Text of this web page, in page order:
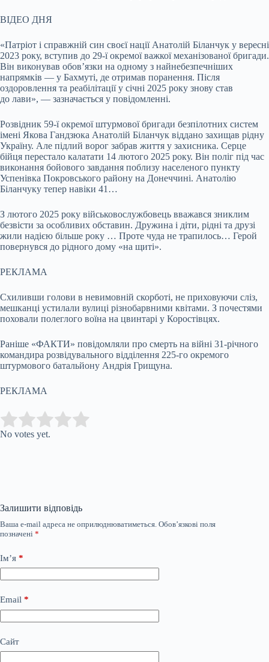
ВІДЕО ДНЯ
«Патріот і справжній син своєї нації Анатолій Біланчук у вересні
2023 року, вступив до 29-ї окремої важкої механізованої бригади.
Він виконував обов’язки на одному з найнебезпечніших
напрямків — у Бахмуті, де отримав поранення. Після
оздоровлення та реабілітації у січні 2025 року знову став
до лави», — зазначається у повідомленні.
Розвідник 59-ї окремої штурмової бригади безпілотних систем
імені Якова Гандзюка Анатолій Біланчук віддано захищав рідну
Україну. Але підлий ворог забрав життя у захисника. Серце
бійця перестало калатати 14 лютого 2025 року. Він поліг під час
виконання бойового завдання поблизу населеного пункту
Успенівка Покровського району на Донеччині. Анатолію
Біланчуку тепер навіки 41…
З лютого 2025 року військовослужбовець вважався зниклим
безвісти за особливих обставин. Дружина і діти, рідні та друзі
жили надією більше року … Проте чуда не трапилось… Герой
повернувся до рідного дому «на щиті».
РЕКЛАМА
Схиливши голови в невимовній скорботі, не приховуючи сліз,
мешканці устилали вулиці різнобарвними квітами. З почестями
поховали полеглого воїна на цвинтарі у Коростівцях.
Раніше «ФАКТИ» повідомляли про смерть на війні 31-річного
командира розвідувального відділення 225-го окремого
штурмового батальйону Андрія Грищуна.
РЕКЛАМА
Rate this item:
No votes yet.
Залишити відповідь
Ваша e-mail адреса не оприлюднюватиметься. Обов’язкові поля
позначені *
Ім’я *
Email *
Сайт